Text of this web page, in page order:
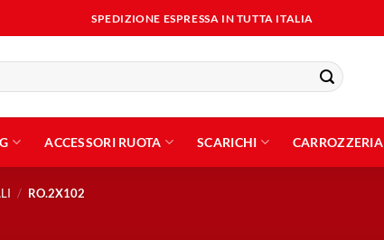
SPEDIZIONE ESPRESSA IN TUTTA ITALIA
ACCESSORI RUOTA SCARICHI CARROZZERIA
/ RO.2X102